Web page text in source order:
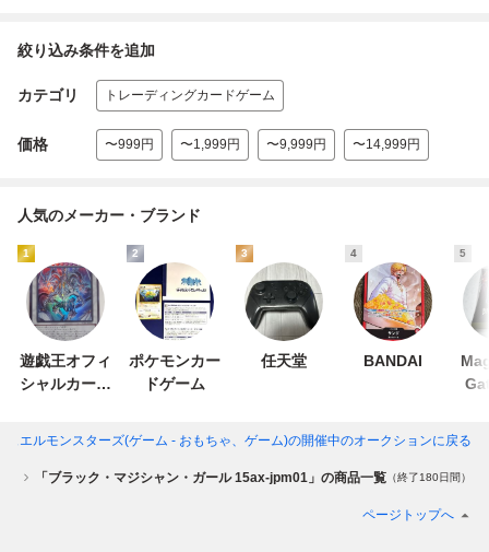
絞り込み条件を追加
カテゴリ トレーディングカードゲーム
価格 〜999円 〜1,999円 〜9,999円 〜14,999円
人気のメーカー・ブランド
1
遊戯王オフィ
シャルカード
2
ポケモンカー
ドゲーム
3
任天堂
4
BANDAI
5
エルモンスターズ(ゲーム - おもちゃ、ゲーム)の開催中のオークションに戻る
「ブラック・マジシャン・ガール 15ax-jpm01」の商品一覧 （終了180日間）
ページトップへ